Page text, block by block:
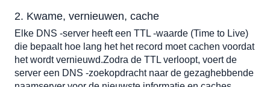
2. Kwame, vernieuwen, cache
Elke DNS -server heeft een TTL -waarde (Time to Live)
die bepaalt hoe lang het het record moet cachen voordat
het wordt vernieuwd.Zodra de TTL verloopt, voert de
server een DNS -zoekopdracht naar de gezaghebbende